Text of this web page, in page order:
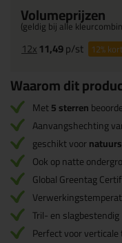
Volumeprijzen
(geldig bij alle
12x11,49p/st 12%
Waarom dit
Met5 sterren
Aanvangshechting
geschikt voor
Ook op natte
Global Greentag
Tril- en slagbestendig
Perfect voor